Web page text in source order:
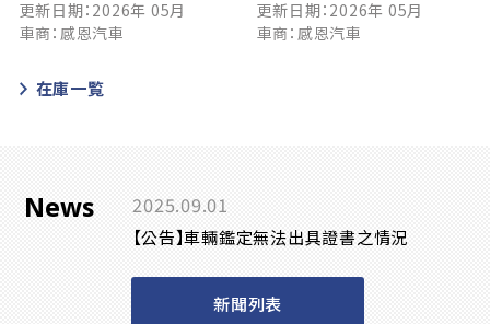
更新日期：2026年 05月
車商：感恩汽車
更新日期：2026年 05月
車商：感恩汽車
在庫一覧
News 2025.09.01
【公告】車輛鑑定無法出具證書之情況
新聞列表